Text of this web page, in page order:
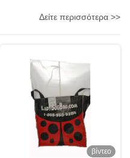
Δείτε περισσότερα >>
βίντεο